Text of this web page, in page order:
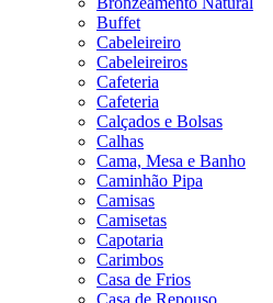
Buffet
Cabeleireiro
Cabeleireiros
Cafeteria
Cafeteria
Calçados e Bolsas
Calhas
Cama, Mesa e Banho
Caminhão Pipa
Camisas
Camisetas
Capotaria
Carimbos
Casa de Frios
Casa de Repouso